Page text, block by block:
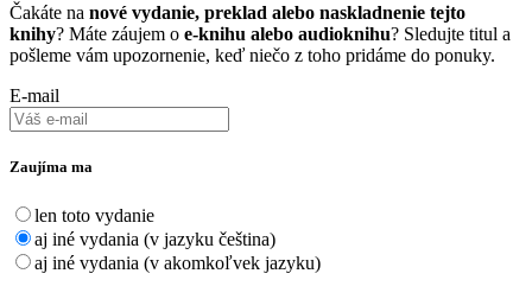
Čakáte na nové vydanie, preklad alebo naskladnenie tejto
knihy? Máte záujem o e-knihu alebo audioknihu? Sledujte titul a
pošleme vám upozornenie, keď niečo z toho pridáme do ponuky.
E-mail
Zaujíma ma
len toto vydanie
aj iné vydania (v jazyku čeština)
aj iné vydania (v akomkoľvek jazyku)